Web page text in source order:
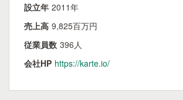
設立年 2011年
売上高 9,825百万円
従業員数 396人
会社HP https://karte.io/